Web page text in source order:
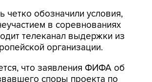
обозначили условия,
в соревнованиях
телеканал выдержки из
организации.
что заявления ФИФА об
споры проекта по